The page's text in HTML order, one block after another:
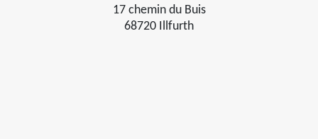
17 chemin du Buis
68720 Illfurth